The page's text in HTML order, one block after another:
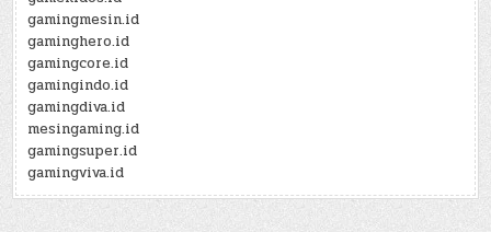
gamingmesin.id
gaminghero.id
gamingcore.id
gamingindo.id
gamingdiva.id
mesingaming.id
gamingsuper.id
gamingviva.id